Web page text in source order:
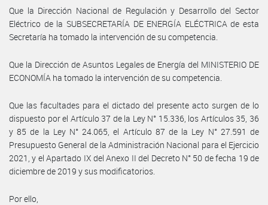
Que la Dirección Nacional de Regulación y Desarrollo del Sector
Eléctrico de la SUBSECRETARÍA DE ENERGÍA ELÉCTRICA de esta
Secretaría ha tomado la intervención de su competencia.
Que la Dirección de Asuntos Legales de Energía del MINISTERIO DE
ECONOMÍA ha tomado la intervención de su competencia.
Que las facultades para el dictado del presente acto surgen de lo
dispuesto por el Artículo 37 de la Ley N° 15.336, los Artículos 35, 36
y 85 de la Ley N° 24.065, el Artículo 87 de la Ley N° 27.591 de
Presupuesto General de la Administración Nacional para el Ejercicio
2021, y el Apartado IX del Anexo II del Decreto N° 50 de fecha 19 de
diciembre de 2019 y sus modificatorios.
Por ello,